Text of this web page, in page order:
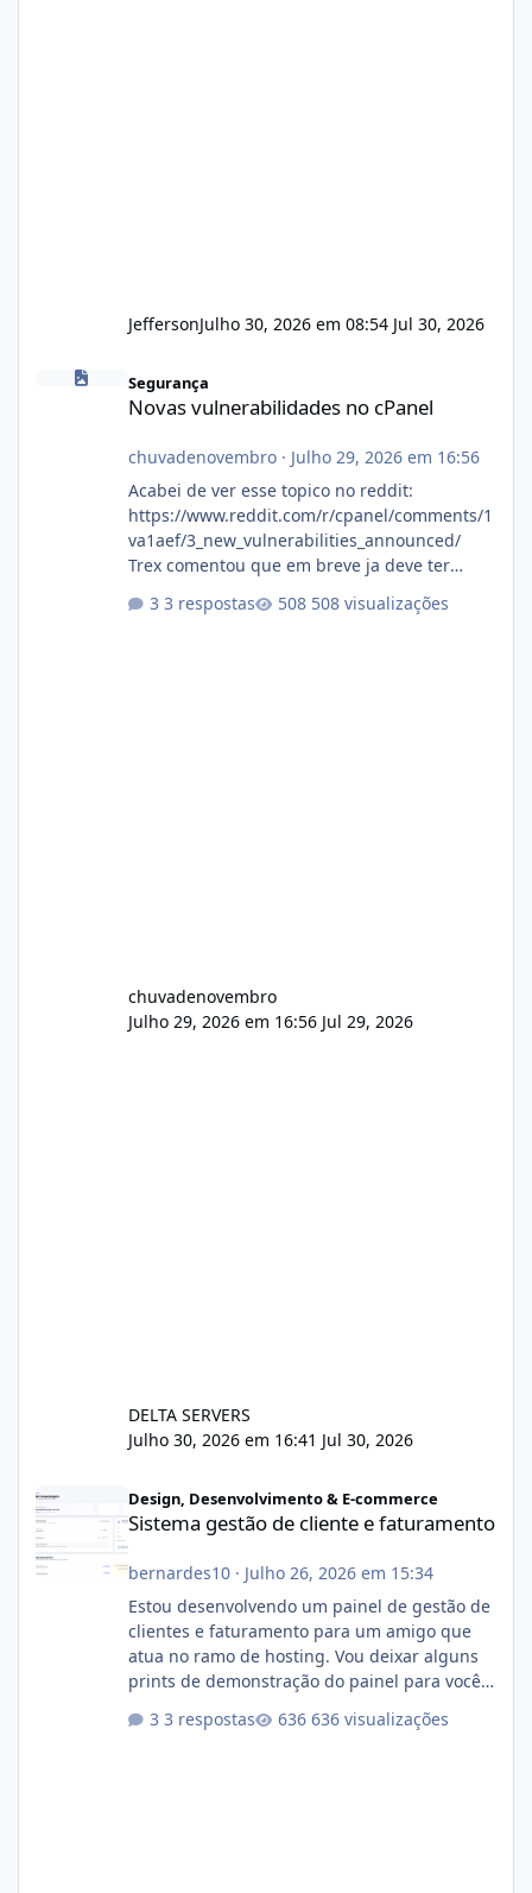
JeffersonJulho 30, 2026 em 08:54 Jul 30, 2026
Novas vulnerabilidades no cPanel
Segurança
Novas vulnerabilidades no cPanel
chuvadenovembro· Julho 29, 2026 em 16:56
Acabei de ver esse topico no reddit:
https://www.reddit.com/r/cpanel/comments/1
va1aef/3_new_vulnerabilities_announced/
Trex comentou que em breve ja deve ter
3 respostas 508 visualizações
chuvadenovembro
Julho 29, 2026 em 16:56 Jul 29, 2026
DELTA SERVERS
Julho 30, 2026 em 16:41 Jul 30, 2026
Design, Desenvolvimento & E-commerce
Sistema gestão de cliente e faturamento
bernardes10· Julho 26, 2026 em 15:34
Estou desenvolvendo um painel de gestão de
clientes e faturamento para um amigo que
atua no ramo de hosting. Vou deixar alguns
prints de demonstração do painel para vocês
com cerca de 80% concluído e conta com
3 respostas 636 visualizações